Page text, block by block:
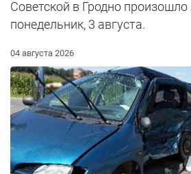
Советской в Гродно
понедельник, 3 августа.
04 августа 2026